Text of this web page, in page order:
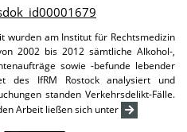
wurden am Institut für Rechtsmedizin
2002 bis 2012 sämtliche Alkohol-,
sowie -befunde lebender
des IfRM Rostock analysiert und
standen Verkehrsdelikt-Fälle.
Arbeit ließen sich unter